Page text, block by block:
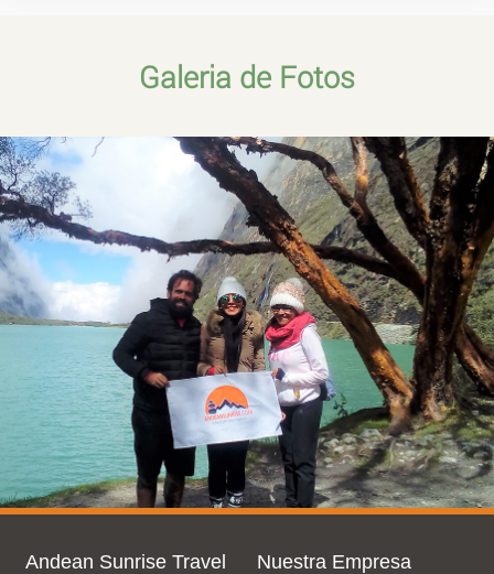
Galeria de Fotos
Andean Sunrise Travel
Nuestra Empresa